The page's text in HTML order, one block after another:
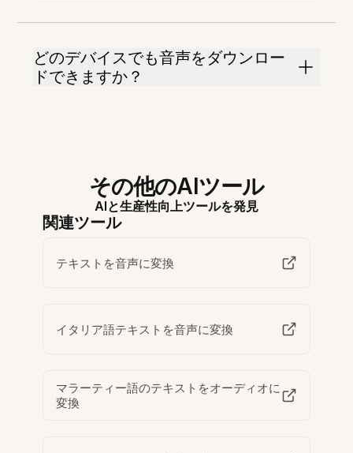
どのデバイスでも音声をダウンロー
ドできますか？
その他のAIツール
AIと生産性向上ツールを発見
関連ツール
テキストを音声に変換
イタリア語テキストを音声に変換
マラーティー語のテキストをオーディオに
変換